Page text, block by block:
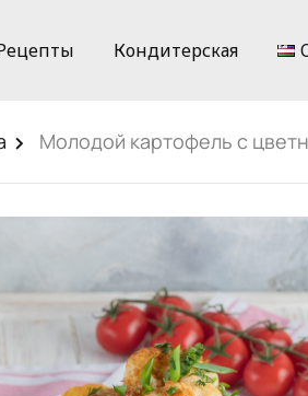
Кондитерская
Молодой картофель с